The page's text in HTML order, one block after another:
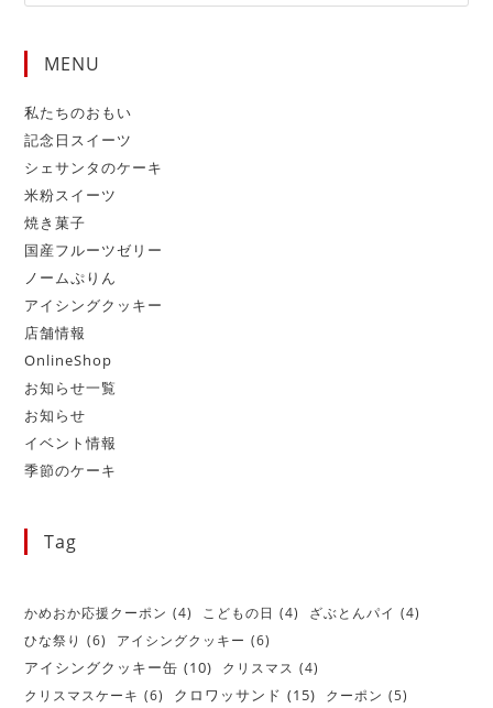
MENU
私たちのおもい
記念日スイーツ
シェサンタのケーキ
米粉スイーツ
焼き菓子
国産フルーツゼリー
ノームぷりん
アイシングクッキー
店舗情報
OnlineShop
お知らせ一覧
お知らせ
イベント情報
季節のケーキ
Tag
かめおか応援クーポン (4) こどもの日 (4) ざぶとんパイ (4)
ひな祭り (6) アイシングクッキー (6)
アイシングクッキー缶 (10) クリスマス (4)
クリスマスケーキ (6) クロワッサンド (15) クーポン (5)